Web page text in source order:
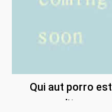
Qui aut porro est
expedita non.